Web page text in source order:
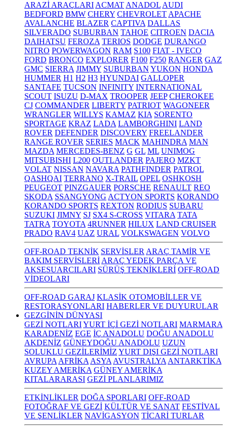
ARAZİ ARAÇLARI ACMAT ANADOL AUDI
BEDFORD BMW CHERY CHEVROLET APACHE
AVALANCHE BLAZER CAPTIVA DALLAS
SILVERADO SUBURBAN TAHOE CITROEN DACIA
DAIHATSU FEROZA TERIOS DODGE DURANGO
NITRO POWERWAGON RAM S100 FIAT - IVECO
FORD BRONCO EXPLORER F100 F250 RANGER GAZ
GMC SIERRA JIMMY SUBURBAN YUKON HONDA
HUMMER H1 H2 H3 HYUNDAI GALLOPER
SANTAFE TUCSON INFINITY INTERNATIONAL
SCOUT ISUZU D-MAX TROOPER JEEP CHEROKEE
CJ COMMANDER LIBERTY PATRIOT WAGONEER
WRANGLER WILLYS KAMAZ KIA SORENTO
SPORTAGE KRAZ LADA LAMBORGHINI LAND
ROVER DEFENDER DISCOVERY FREELANDER
RANGE ROVER SERIES MACK MAHINDRA MAN
MAZDA MERCEDES-BENZ G GL ML UNIMOG
MITSUBISHI L200 OUTLANDER PAJERO MZKT
VOLAT NISSAN NAVARA PATHFINDER PATROL
QASHQAI TERRANO X-TRAIL OPEL OSHKOSH
PEUGEOT PINZGAUER PORSCHE RENAULT REO
SKODA SSANGYONG ACTYON SPORTS KORANDO
KORANDO SPORTS REXTON RODIUS SUBARU
SUZUKI JIMNY SJ SX4 S-CROSS VITARA TATA
TATRA TOYOTA 4RUNNER HILUX LAND CRUISER
PRADO RAV4 UAZ URAL VOLKSWAGEN VOLVO
OFF-ROAD TEKNİK SERVİSLER ARAÇ TAMİR VE
BAKIM SERVİSLERİ ARAÇ YEDEK PARÇA VE
AKSESUARCILARI SÜRÜŞ TEKNİKLERİ OFF-ROAD
VİDEOLARI
OFF-ROAD GARAJ KLASİK OTOMOBİLLER VE
RESTORASYONLARI HABERLER VE DUYURULAR
GEZGİNİN DÜNYASI
GEZİ NOTLARIYURT İÇİ GEZİ NOTLARI MARMARA
KARADENİZ EGE İÇ ANADOLU DOĞU ANADOLU
AKDENİZ GÜNEYDOĞU ANADOLU UZUN
SOLUKLU GEZİLERİMİZ YURT DIŞI GEZİ NOTLARI
AVRUPA AFRİKA ASYA AVUSTRALYA ANTARKTİKA
KUZEY AMERİKA GÜNEY AMERİKA
KITALARARASI GEZİ PLANLARIMIZ
ETKİNLİKLER DOĞA SPORLARI OFF-ROAD
FOTOĞRAF VE GEZİ KÜLTÜR VE SANAT FESTİVAL
VE ŞENLİKLER NAVİGASYON TİCARİ TURLAR